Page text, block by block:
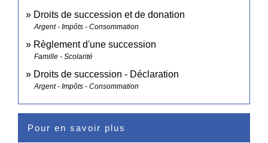
Droits de succession et de donation
Argent - Impôts - Consommation
Règlement d'une succession
Famille - Scolarité
Droits de succession - Déclaration
Argent - Impôts - Consommation
Pour en savoir plus